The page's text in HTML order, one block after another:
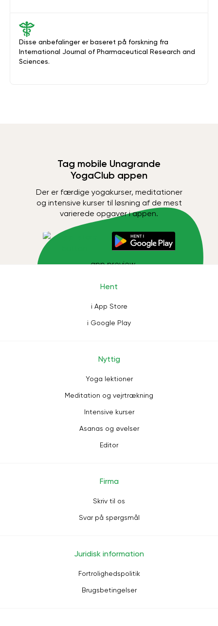
Disse anbefalinger er baseret på forskning fra
International Journal of Pharmaceutical Research and
Sciences.
Tag mobile Unagrande
YogaClub appen
Der er færdige yogakurser, meditationer
og intensive kurser til løsning af de mest
varierede opgaver i appen.
Hent
i App Store
i Google Play
Nyttig
Yoga lektioner
Meditation og vejrtrækning
Intensive kurser
Asanas og øvelser
Editor
Firma
Skriv til os
Svar på spørgsmål
Juridisk information
Fortrolighedspolitik
Brugsbetingelser